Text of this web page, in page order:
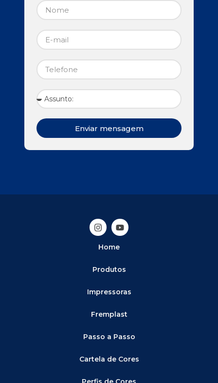
Enviar mensagem
Home
Produtos
Impressoras
Fremplast
Passo a Passo
Cartela de Cores